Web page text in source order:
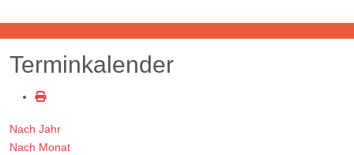
Terminkalender
Nach Jahr
Nach Monat